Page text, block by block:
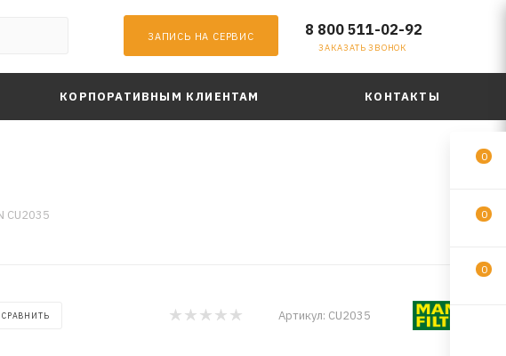
ЗАПИСЬ НА СЕРВИС 8 800 511-02-92
ЗАКАЗАТЬ ЗВОНОК
КОРПОРАТИВНЫМ КЛИЕНТАМ КОНТАКТЫ
CU2035
СРАВНИТЬ Артикул: CU2035
0
0
0